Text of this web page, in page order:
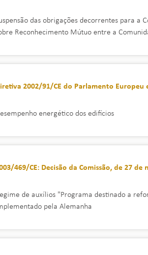
das obrigações decorrentes para a
Reconhecimento Mútuo entre a
2002/91/CE do Parlamento Europeu
energético dos edifícios
469/CE: Decisão da Comissão, de 27 de
de auxílios "Programa destinado a
pela Alemanha